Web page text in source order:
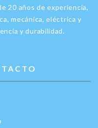
20 años de experiencia,
mecánica, eléctrica y
y durabilidad.